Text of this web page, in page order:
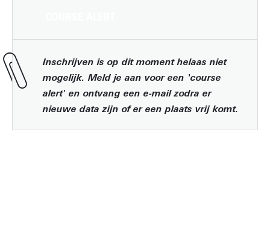
Inschrijven is op dit moment helaas niet
mogelijk. Meld je aan voor een 'course
alert' en ontvang een e-mail zodra er
nieuwe data zijn of er een plaats vrij komt.